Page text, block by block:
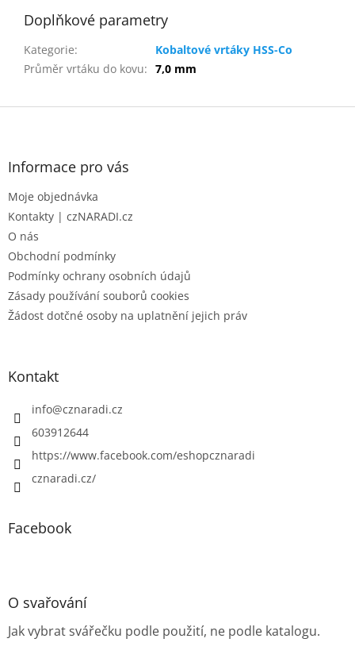
Doplňkové parametry
Kategorie:
Kobaltové vrtáky HSS-Co
Průměr vrtáku do kovu: 7,0 mm
Z
Informace pro vás
Moje objednávka
Kontakty | czNARADI.cz
O nás
Obchodní podmínky
Podmínky ochrany osobních údajů
Zásady používání souborů cookies
Žádost dotčné osoby na uplatnění jejich práv
Kontakt
info@cznaradi.cz
603912644
https://www.facebook.com/eshopcznaradi
cznaradi.cz/
Facebook
O svařování
Jak vybrat svářečku podle použití, ne podle katalogu.